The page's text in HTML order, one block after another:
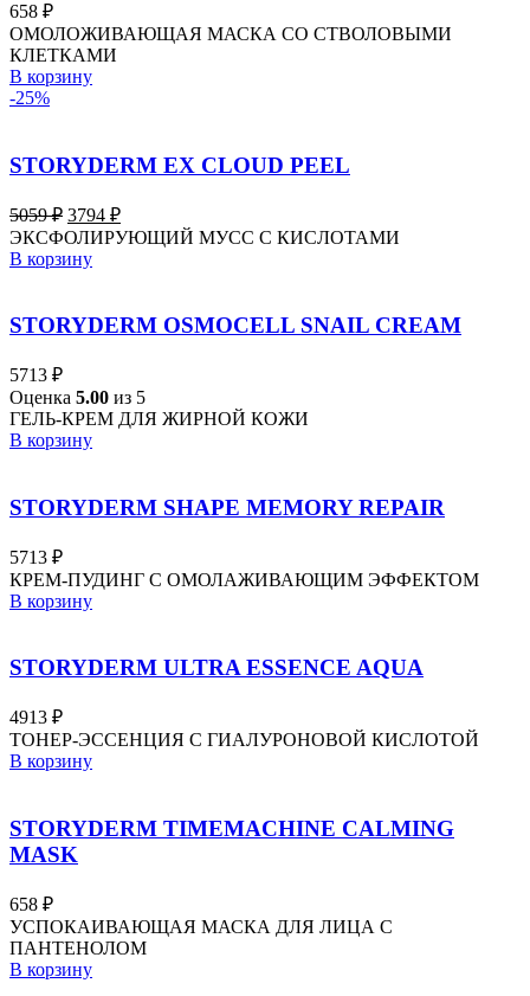
658 ₽
ОМОЛОЖИВАЮЩАЯ МАСКА СО СТВОЛОВЫМИ
КЛЕТКАМИ
В корзину
-25%
STORYDERM EX CLOUD PEEL
5059₽ Первоначальная
цена
составляла
3794 ₽Текущая
цена:
ЭКСФОЛИРУЮЩИЙ МУСС C КИСЛОТАМИ
В корзину
STORYDERM OSMOCELL SNAIL CREAM
5713 ₽
Оценка 5.00 из 5
ГЕЛЬ-КРЕМ ДЛЯ ЖИРНОЙ КОЖИ
В корзину
STORYDERM SHAPE MEMORY REPAIR
5713 ₽
КРЕМ-ПУДИНГ С ОМОЛАЖИВАЮЩИМ ЭФФЕКТОМ
В корзину
STORYDERM ULTRA ESSENCE AQUA
4913 ₽
ТОНЕР-ЭССЕНЦИЯ С ГИАЛУРОНОВОЙ КИСЛОТОЙ
В корзину
STORYDERM TIMEMACHINE CALMING
MASK
658 ₽
УСПОКАИВАЮЩАЯ МАСКА ДЛЯ ЛИЦА С
ПАНТЕНОЛОМ
В корзину